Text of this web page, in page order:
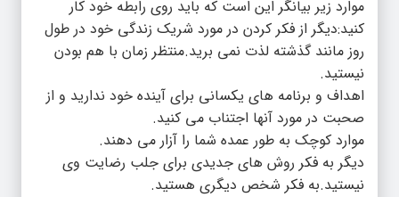
موارد زیر بیانگر این است که باید روی رابطه خود کار
کنید:دیگر از فکر کردن در مورد شریک زندگی خود در طول
روز مانند گذشته لذت نمی برید.منتظر زمان با هم بودن
نیستید.
اهداف و برنامه های یکسانی برای آینده خود ندارید و از
صحبت در مورد آنها اجتناب می کنید.
موارد کوچک به طور عمده شما را آزار می دهند.
دیگر به فکر روش های جدیدی برای جلب رضایت وی
نیستید.به فکر شخص دیگری هستید.‌